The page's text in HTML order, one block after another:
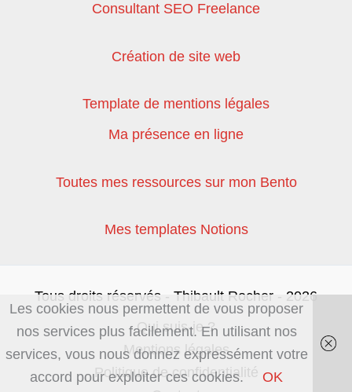
Consultant SEO Freelance
Création de site web
Template de mentions légales
Ma présence en ligne
Toutes mes ressources sur mon Bento
Mes templates Notions
Tous droits réservés - Thibault Rocher - 2026
Qui suis-je ?
Mentions légales
Politique de confidentialité
Les cookies nous permettent de vous proposer
nos services plus facilement. En utilisant nos
services, vous nous donnez expressément votre
accord pour exploiter ces cookies.
OK